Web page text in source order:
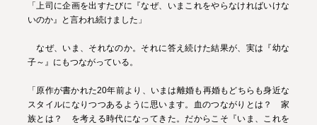
「上司に企画を出すたびに『なぜ、いまこれをやらなければいけな
いのか』と言われ続けました」
なぜ、いま、それなのか。それに答え続けた結果が、実は『幼な
子～』にもつながっている。
「原作が書かれた20年前より、いまは離婚も再婚もどちらも身近な
スタイルになりつつあるように思います。血のつながりとは？ 家
族とは？ を考える時代になってきた。だからこそ『いま、これを